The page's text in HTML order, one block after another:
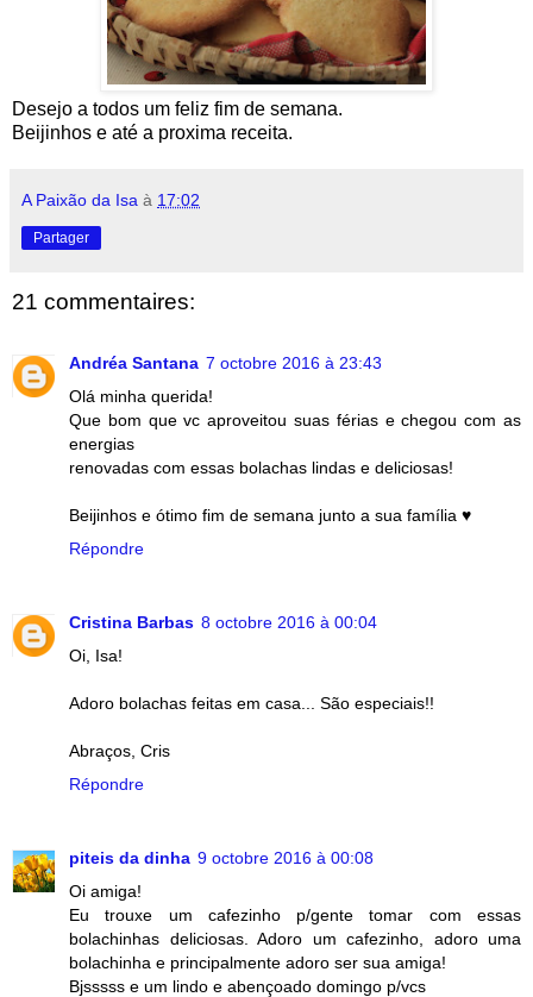
Desejo a todos um feliz fim de semana.
Beijinhos e até a proxima receita.
A Paixão da Isa à 17:02
Partager
21 commentaires:
Andréa Santana 7 octobre 2016 à 23:43
Olá minha querida!
Que bom que vc aproveitou suas férias e chegou com as
energias
renovadas com essas bolachas lindas e deliciosas!
Beijinhos e ótimo fim de semana junto a sua família ♥
Répondre
Cristina Barbas 8 octobre 2016 à 00:04
Oi, Isa!
Adoro bolachas feitas em casa... São especiais!!
Abraços, Cris
Répondre
piteis da dinha 9 octobre 2016 à 00:08
Oi amiga!
Eu trouxe um cafezinho p/gente tomar com essas
bolachinhas deliciosas. Adoro um cafezinho, adoro uma
bolachinha e principalmente adoro ser sua amiga!
Bjsssss e um lindo e abençoado domingo p/vcs